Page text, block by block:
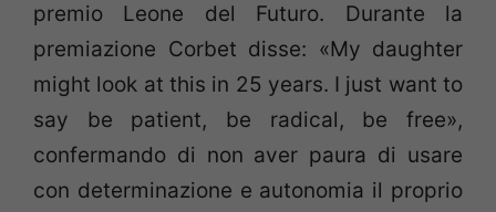
premio Leone del Futuro. Durante la
premiazione Corbet disse: «My daughter
might look at this in 25 years. I just want to
say be patient, be radical, be free»,
confermando di non aver paura di usare
con determinazione e autonomia il proprio